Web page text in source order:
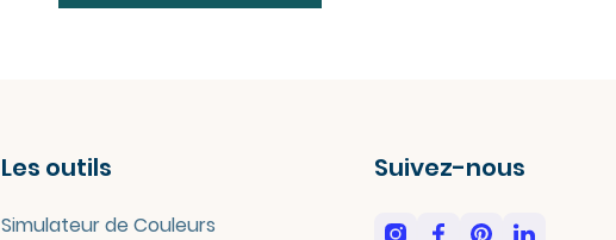
Les outils
Simulateur de Couleurs
Suivez-nous